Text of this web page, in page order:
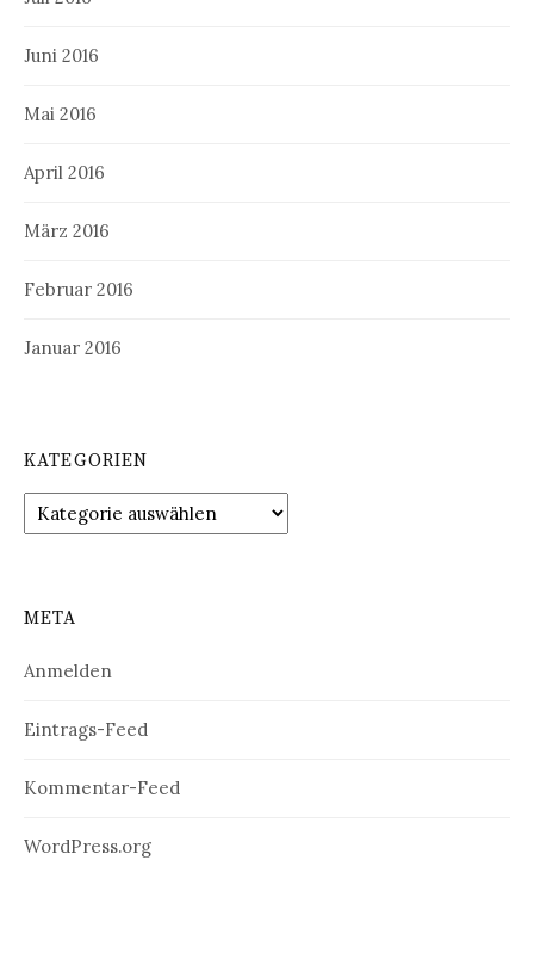
Juni 2016
Mai 2016
April 2016
März 2016
Februar 2016
Januar 2016
KATEGORIEN
Kategorien
META
Anmelden
Eintrags-Feed
Kommentar-Feed
WordPress.org